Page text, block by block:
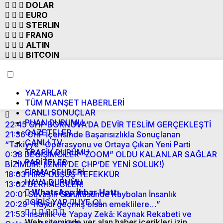
DOLAR
EURO
STERLIN
FRANG
ALTIN
BITCOIN
YAZARLAR
TÜM MANŞET HABERLERİ
CANLI SONUÇLAR
PUAN DURUMU
GAZETELER
CANLI TV
TRAFİK DURUMU
PARİTELER
FİRMA REHBERİ
HAVA DURUMU
WhatsApp İhbar Hattı
GİRİŞ YAP
ÜYE OL
22:45 CHP BORNOVA’DA DEVİR TESLİM GERÇEKLEŞTİ
21:36 CHP İçerisinde Başarısızlıkla Sonuçlanan
“Takiyye” Operasyonu ve Ortaya Çıkan Yeni Parti
0:38 DEĞİŞİMCİLER “ZOOM” OLDU KALANLAR SAĞLAR
BİZİMDİR! (İZMİR’DE CHP’DE YENİ SOLUK!)
18:03 HIRS-DÜŞÜŞ-TEFEKKÜR
13:02 DERHALCİLER!
20:01 Savaşın Gürültüsünde Kaybolan İnsanlık
20:29 “Haydi geçmiş olsun emeklilere…”
21:53 İnsanlık ve Yapay Zekâ: Kaynak Rekabeti ve